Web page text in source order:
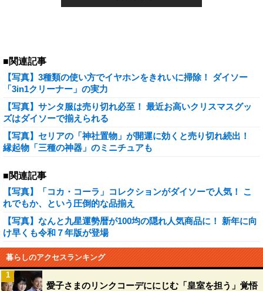
■関連記事
【写真】3種類の使い方でイヤホンをきれいに掃除！ ダイソー
「3in1クリーナー」の実力
【写真】サンタ服は売り切れ必至！ 最近お高いクリスマスグッ
ズはダイソーで揃えられる
【写真】セリアの「神社置物」が開運に効くと売り切れ続出！
縁起物「三種の神器」のミニチュアも
■関連記事
【写真】「コカ・コーラ」コレクションがダイソーで人気！ こ
れでもか、という圧倒的な品揃え
【写真】なんと九星運勢暦が100均の隠れ人気商品に！ 新年に向
け早くも令和７年版が登場
暮らしのアクセスランキング
愛子さまのリンクコーデににじむ「皇室を担う」覚悟
1